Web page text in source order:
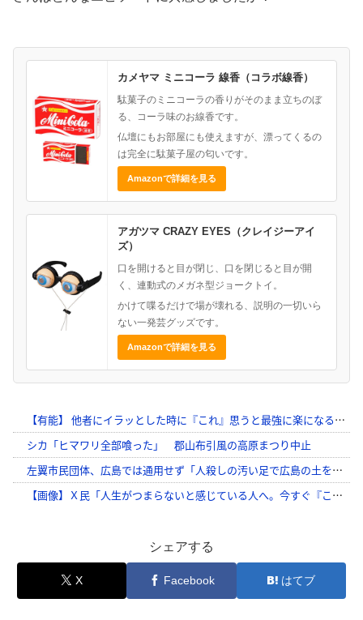
カメヤマ ミニコーラ 線香（コラボ線香）
駄菓子のミニコーラの香りがそのまま立ちのぼ
る、コーラ味のお線香です。
仏壇にもお部屋にも使えますが、漂ってくるの
は完全に駄菓子屋の匂いです。
Amazonで詳細を見る
アガツマ CRAZY EYES（クレイジーアイ
ズ）
口を開けると目が閉じ、口を閉じると目が開
く、連動式のメガネ型ジョークトイ。
かけて喋るだけで場が壊れる、説明の一切いら
ない一発芸グッズです。
Amazonで詳細を見る
シェアする
X Facebook はてブ